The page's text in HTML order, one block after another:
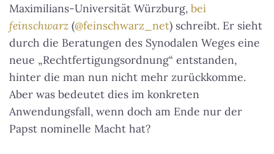
Maximilians-Universität Würzburg, bei
feinschwarz (@feinschwarz_net) schreibt. Er sieht
durch die Beratungen des Synodalen Weges eine
neue „Rechtfertigungsordnung“ entstanden,
hinter die man nun nicht mehr zurückkomme.
Aber was bedeutet dies im konkreten
Anwendungsfall, wenn doch am Ende nur der
Papst nominelle Macht hat?